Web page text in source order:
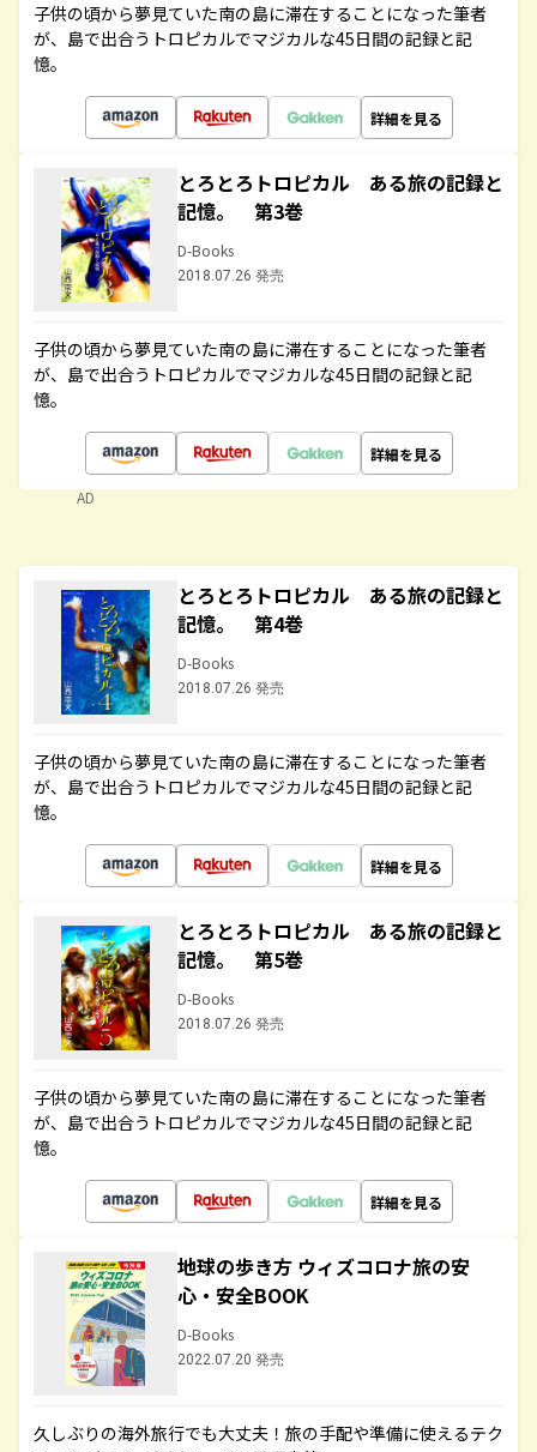
子供の頃から夢見ていた南の島に滞在することになった筆者
が、島で出合うトロピカルでマジカルな45日間の記録と記
憶。
詳細を見る
とろとろトロピカル ある旅の記録と
記憶。 第3巻
D-Books
2018.07.26 発売
子供の頃から夢見ていた南の島に滞在することになった筆者
が、島で出合うトロピカルでマジカルな45日間の記録と記
憶。
詳細を見る
AD
とろとろトロピカル ある旅の記録と
記憶。 第4巻
D-Books
2018.07.26 発売
子供の頃から夢見ていた南の島に滞在することになった筆者
が、島で出合うトロピカルでマジカルな45日間の記録と記
憶。
詳細を見る
とろとろトロピカル ある旅の記録と
記憶。 第5巻
D-Books
2018.07.26 発売
子供の頃から夢見ていた南の島に滞在することになった筆者
が、島で出合うトロピカルでマジカルな45日間の記録と記
憶。
詳細を見る
地球の歩き方 ウィズコロナ旅の安
心・安全BOOK
D-Books
2022.07.20 発売
久しぶりの海外旅行でも大丈夫！旅の手配や準備に使えるテク